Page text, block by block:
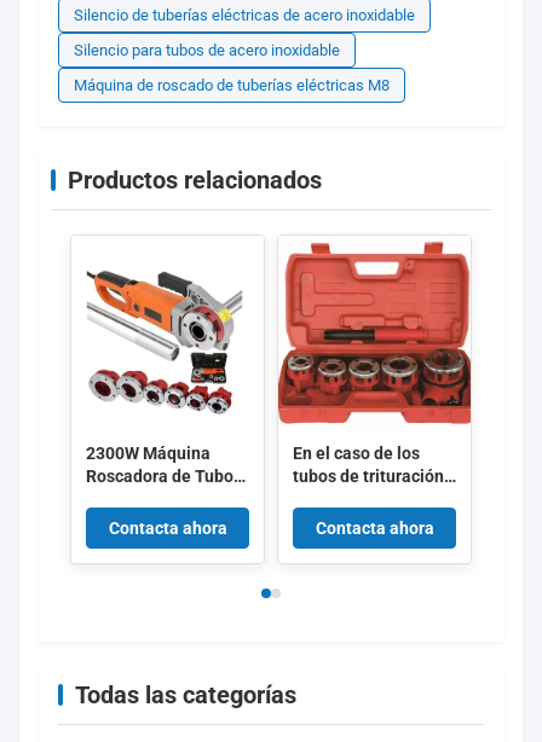
Silencio de tuberías eléctricas de acero inoxidable
Silencio para tubos de acero inoxidable
Máquina de roscado de tuberías eléctricas M8
Productos relacionados
2300W Máquina
Roscadora de Tubos,
de Tubos, Kit de
Accionamiento
Eléctrico Portátil,
Troqueles de 1/2"-2"
Contacta ahora
En el caso de los
tubos de trituración
totalmente
manuales con varios
tamaños
Contacta ahora
Todas las categorías